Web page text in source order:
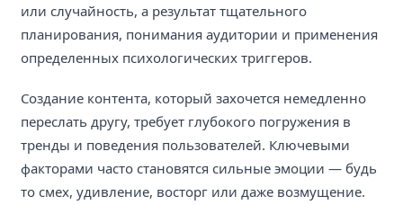
или случайность, а результат тщательного
планирования, понимания аудитории и применения
определенных психологических триггеров.
Создание контента, который захочется немедленно
переслать другу, требует глубокого погружения в
тренды и поведения пользователей. Ключевыми
факторами часто становятся сильные эмоции — будь
то смех, удивление, восторг или даже возмущение.